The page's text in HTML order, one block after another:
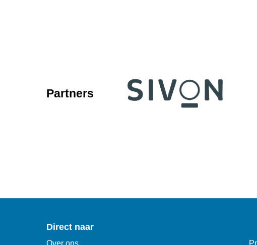
Partners
Direct naar
Over ons